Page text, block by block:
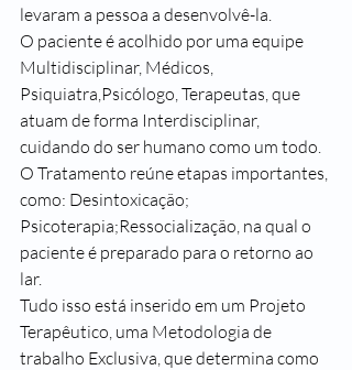
levaram a pessoa a desenvolvê-la.
O paciente é acolhido por uma equipe
Multidisciplinar, Médicos,
Psiquiatra,Psicólogo, Terapeutas, que
atuam de forma Interdisciplinar,
cuidando do ser humano como um todo.
O Tratamento reúne etapas importantes,
como: Desintoxicação;
Psicoterapia;Ressocialização, na qual o
paciente é preparado para o retorno ao
lar.
Tudo isso está inserido em um Projeto
Terapêutico, uma Metodologia de
trabalho Exclusiva, que determina como